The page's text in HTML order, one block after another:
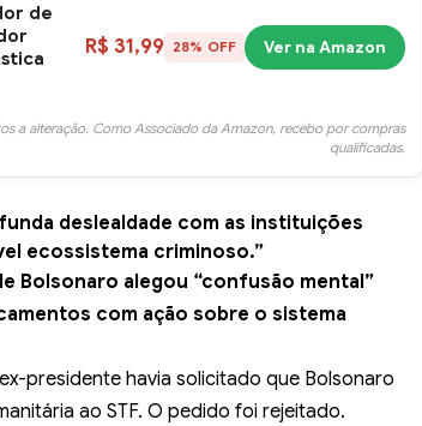
de
R$ 31,99 28% OFF Ver na Amazon
a alteração. Como Associado da Amazon, recebo por compras
qualificadas.
deslealdade com as instituições
ecossistema criminoso.”
Bolsonaro alegou “confusão mental”
com ação sobre o sistema
presidente havia solicitado que Bolsonaro
ao STF. O pedido foi rejeitado.